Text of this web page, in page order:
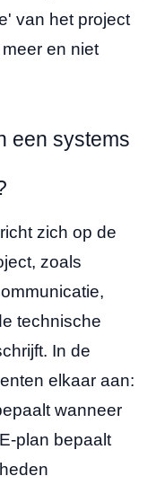
van het project
en niet
een systems
zich op de
zoals
technische
In de
elkaar aan:
wanneer
plan bepaalt